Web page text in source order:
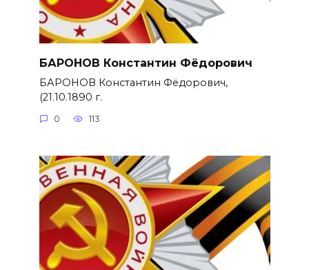
БАРОНОВ Константин Фёдорович
БАРОНОВ Константин Фёдорович,
(21.10.1890 г.
0 113